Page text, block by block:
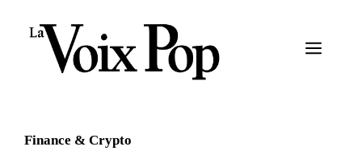
Menu
Finance & Crypto